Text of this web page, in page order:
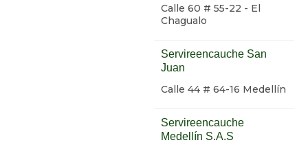
Calle 60 # 55-22 - El
Chagualo
Servireencauche San
Juan
Calle 44 # 64-16 Medellín
Servireencauche
Medellín S.A.S